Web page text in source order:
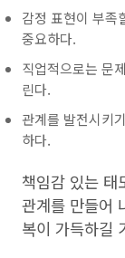
감정 표현이 부족
중요하다.
직업적으로는 문
린다.
관계를 발전시키
하다.
책임감 있는 태
관계를 만들어
복이 가득하길